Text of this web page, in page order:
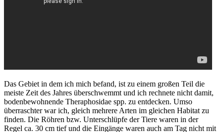
Das Gebiet in dem ich mich befand, ist zu einem großen Teil die
meiste Zeit des Jahres überschwemmt und ich rechnete nicht damit,
bodenbewohnende Theraphosidae spp. zu entdecken. Umso
überraschter war ich, gleich mehrere Arten im gleichen Habitat zu
finden. Die Röhren bzw. Unterschlüpfe der Tiere waren in der
Regel ca. 30 cm tief und die Eingänge waren auch am Tag nicht mit